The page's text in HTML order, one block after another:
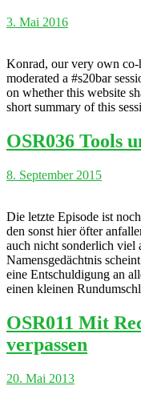
3. Mai 2016
Konrad, our very own co-
moderated a #s20bar
on whether this website
short summary of this
OSR036 Tools
8. September 2015
Die letzte Episode ist
den sonst hier öfter
auch nicht sonderlich viel
Namensgedächtnis
eine Entschuldigung an
einen kleinen
OSR011 Mit
verpassen
20. Mai 2013